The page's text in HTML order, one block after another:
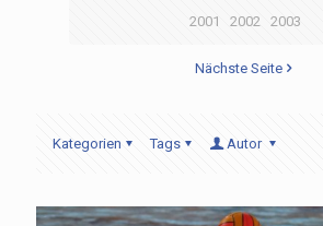
2001 2002 2003
Nächste Seite
Kategorien Tags Autor